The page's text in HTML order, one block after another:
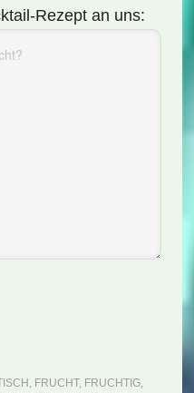
Rezept an uns:
, FRUCHT, FRUCHTIG,